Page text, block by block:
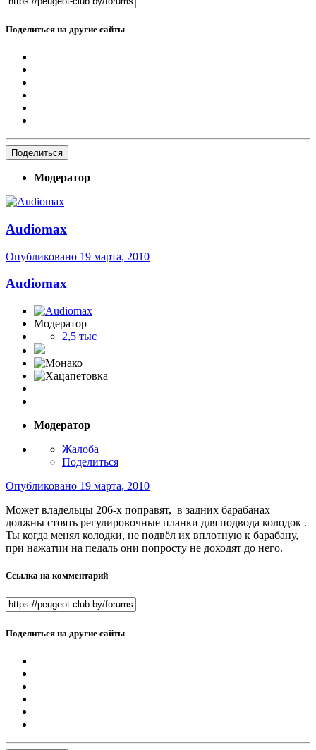
Поделиться на другие сайты
Поделиться
Модератор
Audiomax
Опубликовано 19 марта, 2010
Audiomax
Модератор
2,5 тыс
Модератор
Жалоба
Поделиться
Опубликовано 19 марта, 2010
Может владельцы 206-х поправят, в задних барабанах
должны стоять регулировочные планки для подвода колодок .
Ты когда менял колодки, не подвёл их вплотную к барабану,
при нажатии на педаль они попросту не доходят до него.
Ссылка на комментарий
Поделиться на другие сайты